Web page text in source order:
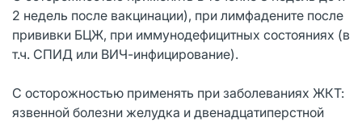
2 недель после вакцинации), при лимфадените после
прививки БЦЖ, при иммунодефицитных состояниях (в
т.ч. СПИД или ВИЧ-инфицирование).
С осторожностью применять при заболеваниях ЖКТ:
язвенной болезни желудка и двенадцатиперстной